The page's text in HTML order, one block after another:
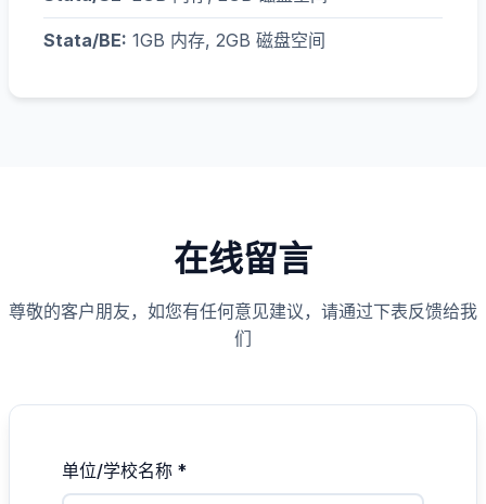
Stata/BE: 1GB 内存, 2GB 磁盘空间
在线留言
尊敬的客户朋友，如您有任何意见建议，请通过下表反馈给我
们
单位/学校名称 *